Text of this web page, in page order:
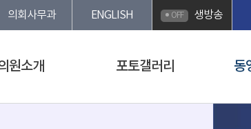
의회사무과 ENGLISH OFF 생방송
원소개 포토갤러리 동